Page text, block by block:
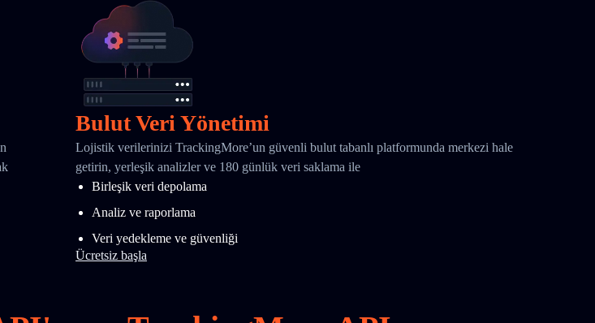
Bulut Veri Yönetimi
Lojistik verilerinizi TrackingMore’un güvenli bulut tabanlı platformunda merkezi hale
getirin, yerleşik analizler ve 180 günlük veri saklama ile
Birleşik veri depolama
Analiz ve raporlama
Veri yedekleme ve güvenliği
Ücretsiz başla